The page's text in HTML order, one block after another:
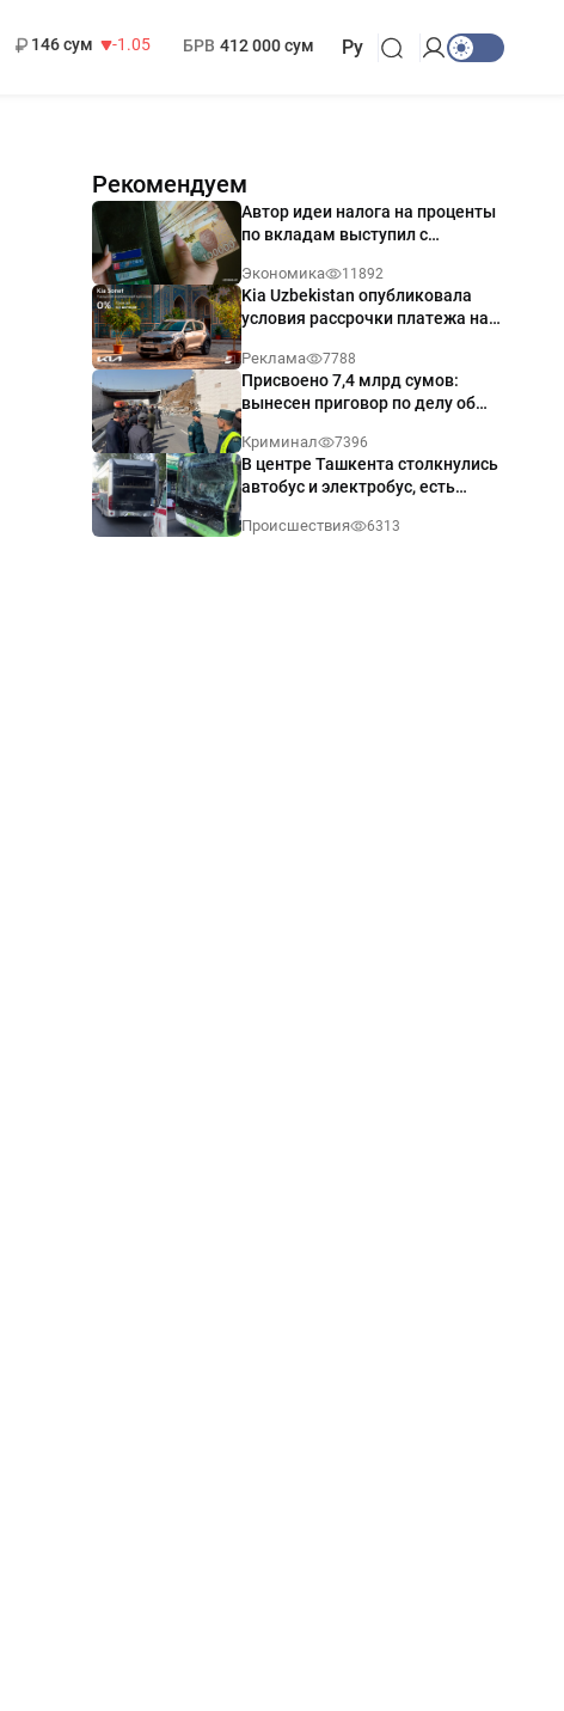
146 сум
-1.05
БРВ 412 000 сум Ру
Рекомендуем
Автор идеи налога на проценты
по вкладам выступил с
Экономика 11892
Kia Uzbekistan опубликовала
условия рассрочки платежа на
годовых
Реклама 7788
Присвоено 7,4 млрд сумов:
вынесен приговор по делу об
Ташкенте
Криминал 7396
В центре Ташкента столкнулись
автобус и электробус, есть
Происшествия 6313